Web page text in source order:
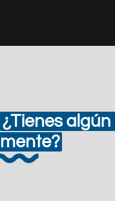
¿Tienes algún
mente?